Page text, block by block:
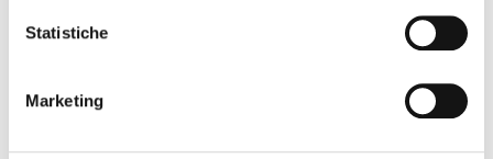
raccogliere informazioni sulla tua posizione
geografica, con un'approssimazione di qualche
Identificare il tuo dispositivo, scansionandolo
Statistiche
Marketing
Immobili
Appartamento arredato Carignano